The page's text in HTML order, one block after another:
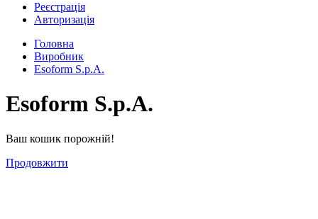
Реєстрація
Авторизація
Головна
Виробник
Esoform S.p.A.
Esoform S.p.A.
Ваш кошик порожній!
Продовжити